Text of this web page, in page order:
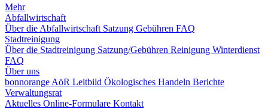
Mehr
Abfallwirtschaft
Über die Abfallwirtschaft Satzung Gebühren FAQ
Stadtreinigung
Über die Stadtreinigung Satzung/Gebühren Reinigung Winterdienst
FAQ
Über uns
bonnorange AöR Leitbild Ökologisches Handeln Berichte
Verwaltungsrat
Aktuelles Online-Formulare Kontakt